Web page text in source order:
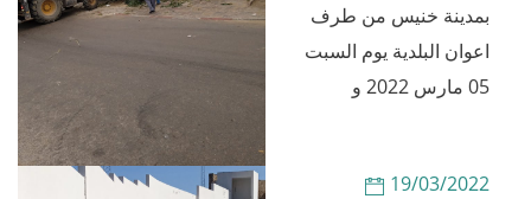
بمدينة خنيس من طرف
اعوان البلدية يوم السبت
05 مارس 2022 و
19/03/2022